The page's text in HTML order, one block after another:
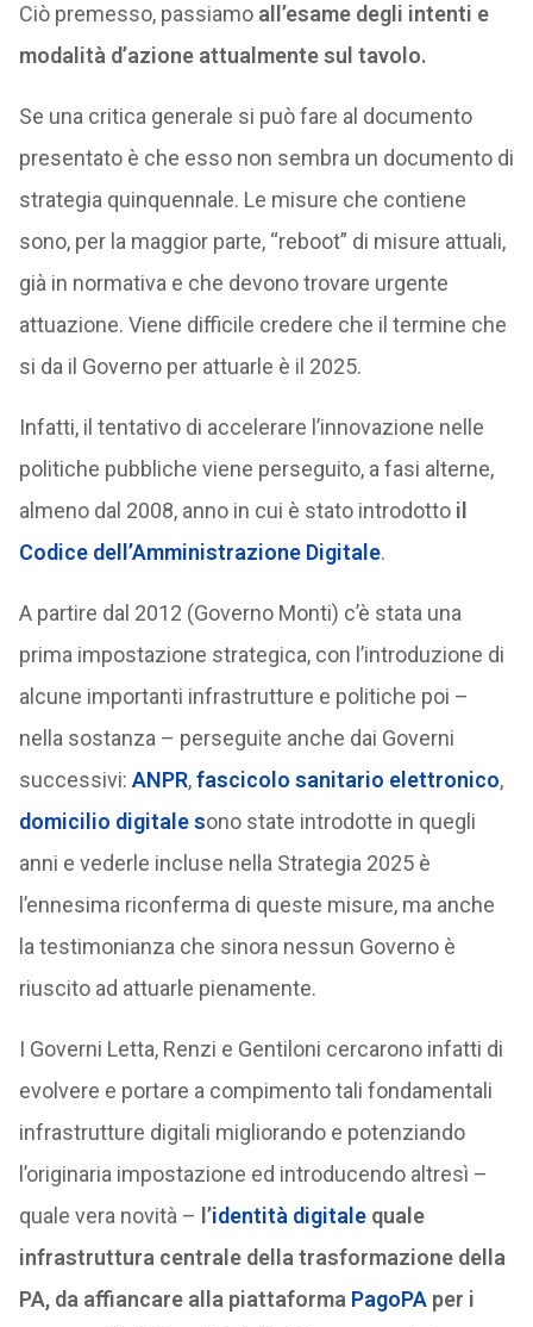
Ciò premesso, passiamo all’esame degli intenti e
modalità d’azione attualmente sul tavolo.
Se una critica generale si può fare al documento
presentato è che esso non sembra un documento di
strategia quinquennale. Le misure che contiene
sono, per la maggior parte, “reboot” di misure attuali,
già in normativa e che devono trovare urgente
attuazione. Viene difficile credere che il termine che
si da il Governo per attuarle è il 2025.
Infatti, il tentativo di accelerare l’innovazione nelle
politiche pubbliche viene perseguito, a fasi alterne,
almeno dal 2008, anno in cui è stato introdotto il
Codice dell’Amministrazione Digitale.
A partire dal 2012 (Governo Monti) c’è stata una
prima impostazione strategica, con l’introduzione di
alcune importanti infrastrutture e politiche poi –
nella sostanza – perseguite anche dai Governi
successivi: ANPR,fascicolo sanitario elettronico,
domicilio digitalesono state introdotte in quegli
anni e vederle incluse nella Strategia 2025 è
l’ennesima riconferma di queste misure, ma anche
la testimonianza che sinora nessun Governo è
riuscito ad attuarle pienamente.
I Governi Letta, Renzi e Gentiloni cercarono infatti di
evolvere e portare a compimento tali fondamentali
infrastrutture digitali migliorando e potenziando
l’originaria impostazione ed introducendo altresì –
quale vera novità – l’identità digitalequale
infrastruttura centrale della trasformazione della
PA, da affiancare alla piattaforma PagoPAper i